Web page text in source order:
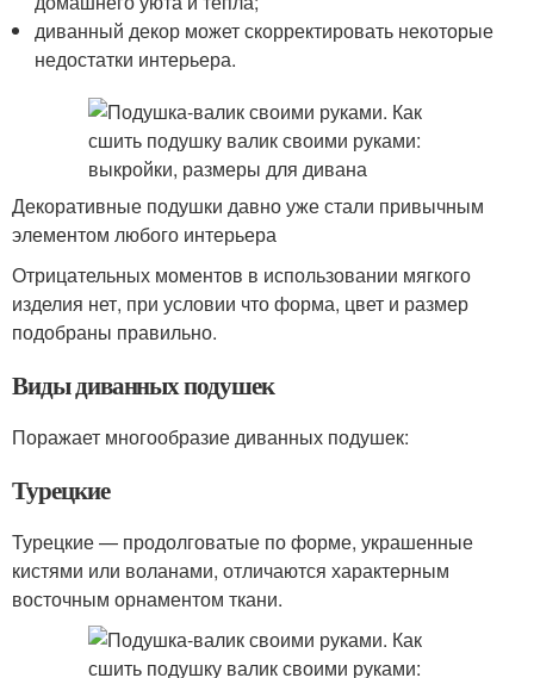
диванный декор может скорректировать некоторые
недостатки интерьера.
Декоративные подушки давно уже стали привычным
элементом любого интерьера
Отрицательных моментов в использовании мягкого
изделия нет, при условии что форма, цвет и размер
подобраны правильно.
Виды диванных подушек
Поражает многообразие диванных подушек:
Турецкие
Турецкие — продолговатые по форме, украшенные
кистями или воланами, отличаются характерным
восточным орнаментом ткани.